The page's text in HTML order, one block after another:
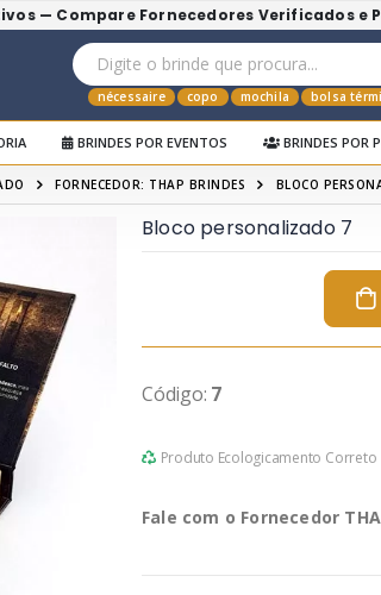
— Compare Fornecedores Verificados e
nécessaire copo mochila bolsa
BRINDES POR EVENTOS BRINDES POR
FORNECEDOR: THAP BRINDES BLOCO
Bloco personalizado 7
Código: 7
Produto Ecologicamento Correto
Fale com o Fornecedor